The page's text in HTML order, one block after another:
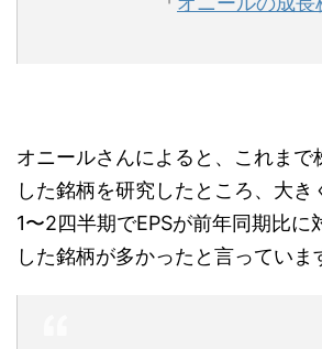
オニールさんによると、これまで
した銘柄を研究したところ、大
1〜2四半期でEPSが前年同期比に
した銘柄が多かったと言っていま